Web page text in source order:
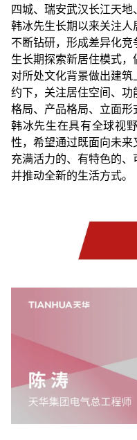
四城、瑞安武汉长江天地
韩冰先生长期以来关注
不断钻研，形成差异化
生长期探索新居住模式
对所处文化背景做出建
约下，关注居住空间、
格局、产品格局、立面形
韩冰先生在具有全球视
性，希望通过既面向未
充满活力的、有特色的
并推动全新的生活方式。